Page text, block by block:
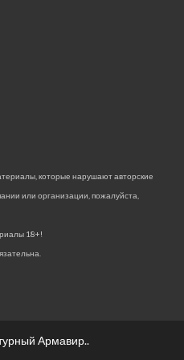
которые нарушают авторские
или организации, пожалуйста,
18+!
Армавир..